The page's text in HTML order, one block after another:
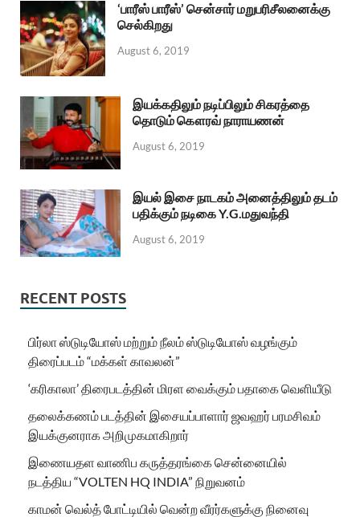
‘பாரீஸ் பாரீஸ்’ சென்சார் மறுபரிசீலனைக்கு
செல்கிறது
August 6, 2019
இயக்கதிலும் நடிப்பிலும் சிகரத்தை
தொடும் கௌரவ் நாராயணன்
August 6, 2019
இயல் இசை நாடகம் அனைத்திலும் தடம்
பதிக்கும் நடிகை Y.G.மதுவந்தி
August 6, 2019
RECENT POSTS
பிர்லா ஸ்டுடியோஸ் மற்றும் நீலம் ஸ்டுடியோஸ் வழங்கும்
திரைப்படம் “மக்கள் காவலன்”
‘கரிகாலா’ திரைபடத்தின் மிரள வைக்கும் பதாகை வெளியீடு
தலைக்கணம் படத்தின் இசையப்பாளார் ஜவஹர் பரமசிவம்
இயக்குனராக அறிமுகமாகிறார்
இணையதள வாணிப கருத்தரங்கை சென்னையில்
நடத்திய “VOLTEN HQ INDIA” நிறுவனம்
காமன் வெல்த் போட்டியில் வென்ற வீரர்களுக்கு நினைவு